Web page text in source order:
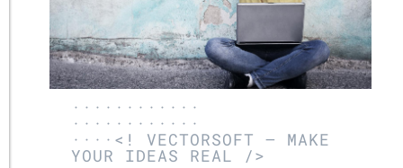
············
············
····<! VECTORSOFT – MAKE
YOUR IDEAS REAL />